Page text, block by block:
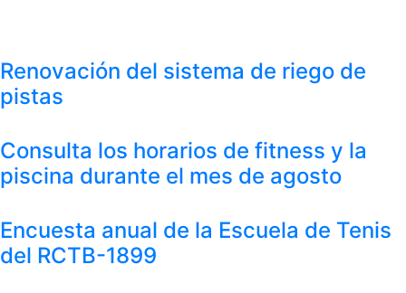
Renovación del sistema de riego de
pistas
Consulta los horarios de fitness y la
piscina durante el mes de agosto
Encuesta anual de la Escuela de Tenis
del RCTB-1899